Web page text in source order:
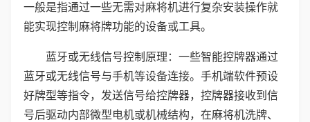
一般是指通过一些无需对麻将机进行复杂安装操作就
能实现控制麻将牌功能的设备或工具。
蓝牙或无线信号控制原理：一些智能控牌器通过
蓝牙或无线信号与手机等设备连接。手机端软件预设
好牌型等指令，发送信号给控牌器，控牌器接收到信
号后驱动内部微型电机或机械结构，在麻将机洗牌、